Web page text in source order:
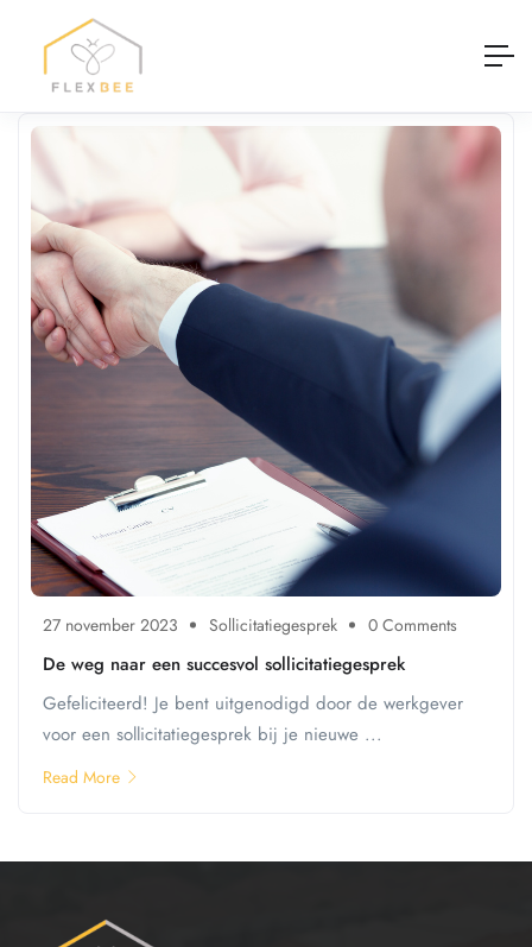
27 november 2023 Sollicitatiegesprek 0 Comments
De weg naar een succesvol sollicitatiegesprek
Gefeliciteerd! Je bent uitgenodigd door de werkgever
voor een sollicitatiegesprek bij je nieuwe ...
Read More